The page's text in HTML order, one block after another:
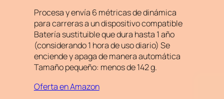
Procesa y envía 6 métricas de dinámica
para carreras a un dispositivo compatible
Batería sustituible que dura hasta 1 año
(considerando 1 hora de uso diario) Se
enciende y apaga de manera automática
Tamaño pequeño: menos de 142 g.
Oferta en Amazon